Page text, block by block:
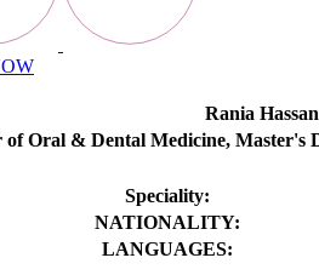
Rania
of Oral & Dental Medicine, Master's
Speciality:
NATIONALITY:
LANGUAGES: